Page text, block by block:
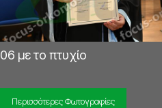
06 με το πτυχίο
Περισσότερες Φωτογραφίες